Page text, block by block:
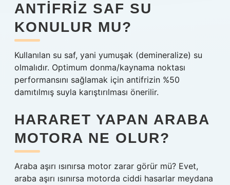
ANTIFRIZ SAF SU
KONULUR MU?
Kullanılan su saf, yani yumuşak (demineralize) su
olmalıdır. Optimum donma/kaynama noktası
performansını sağlamak için antifrizin %50
damıtılmış suyla karıştırılması önerilir.
HARARET YAPAN ARABA
MOTORA NE OLUR?
Araba aşırı ısınırsa motor zarar görür mü? Evet,
araba aşırı ısınırsa motorda ciddi hasarlar meydana